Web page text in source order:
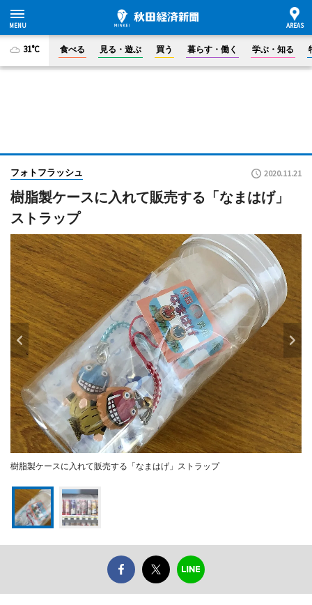
31°C 食べる 見る・遊ぶ 買う 暮らす・働く 学ぶ・知る
フォトフラッシュ 2020.11.21
樹脂製ケースに入れて販売する「なまはげ」
ストラップ
樹脂製ケースに入れて販売する「なまはげ」ストラップ